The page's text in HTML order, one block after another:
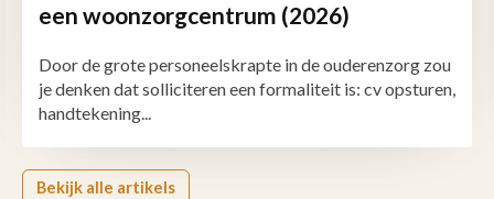
een woonzorgcentrum (2026)
Door de grote personeelskrapte in de ouderenzorg zou
je denken dat solliciteren een formaliteit is: cv opsturen,
handtekening...
Bekijk alle artikels